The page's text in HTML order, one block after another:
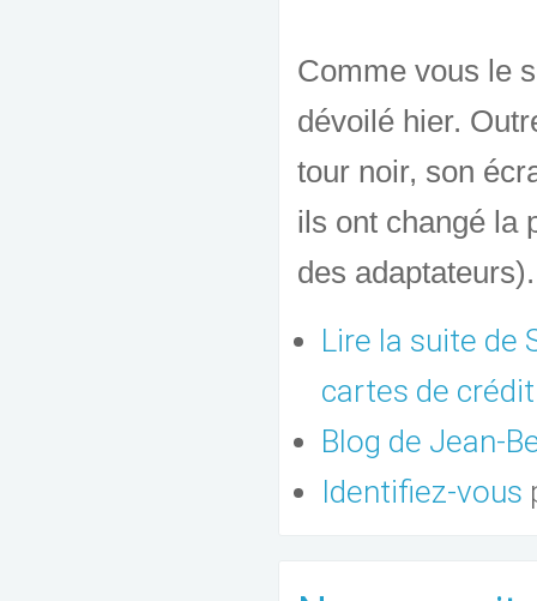
Comme vous le
dévoilé hier.
tour noir, son
ils ont changé la
des
Lire la suite de
cartes de crédit
Blog de Jean-
Identifiez-vous